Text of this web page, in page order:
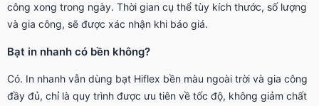
công xong trong ngày. Thời gian cụ thể tùy kích thước, số lượng
và gia công, sẽ được xác nhận khi báo giá.
Bạt in nhanh có bền không?
Có. In nhanh vẫn dùng bạt Hiflex bền màu ngoài trời và gia công
đầy đủ, chỉ là quy trình được ưu tiên về tốc độ, không giảm chất